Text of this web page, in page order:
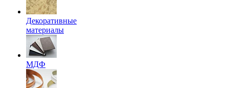
Декоративные
материалы
МДФ